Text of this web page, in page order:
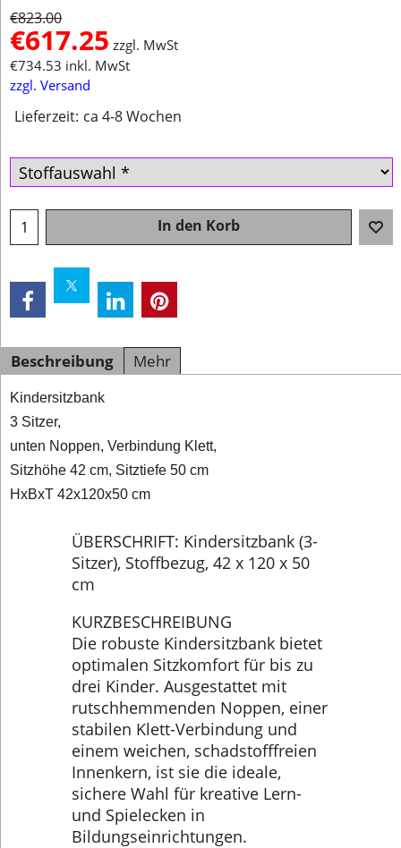
€823.00
€617.25 zzgl. MwSt
€734.53 inkl. MwSt
zzgl. Versand
Lieferzeit: ca 4-8 Wochen
In den Korb
Beschreibung Mehr
Kindersitzbank
3 Sitzer,
unten Noppen, Verbindung Klett,
Sitzhöhe 42 cm, Sitztiefe 50 cm
HxBxT 42x120x50 cm
ÜBERSCHRIFT: Kindersitzbank (3-
Sitzer), Stoffbezug, 42 x 120 x 50
cm
KURZBESCHREIBUNG
Die robuste Kindersitzbank bietet
optimalen Sitzkomfort für bis zu
drei Kinder. Ausgestattet mit
rutschhemmenden Noppen, einer
stabilen Klett-Verbindung und
einem weichen, schadstofffreien
Innenkern, ist sie die ideale,
sichere Wahl für kreative Lern-
und Spielecken in
Bildungseinrichtungen.